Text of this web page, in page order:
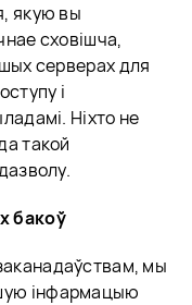
якую вы
сховішча,
серверах для
і
Ніхто не
такой
бакоў
мы
інфармацыю